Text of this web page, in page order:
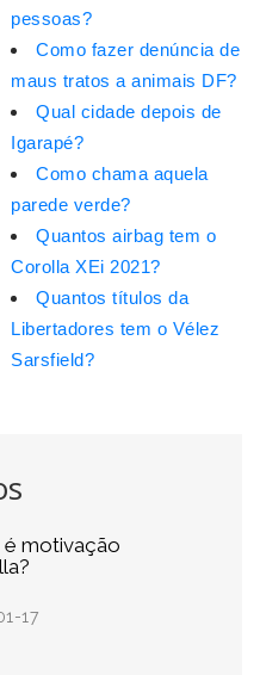
é motivação
17
pessoas?
Como fazer denúncia de
maus tratos a animais DF?
Qual cidade depois de
Igarapé?
Como chama aquela
parede verde?
Quantos airbag tem o
Corolla XEi 2021?
Quantos títulos da
Libertadores tem o Vélez
Sarsfield?